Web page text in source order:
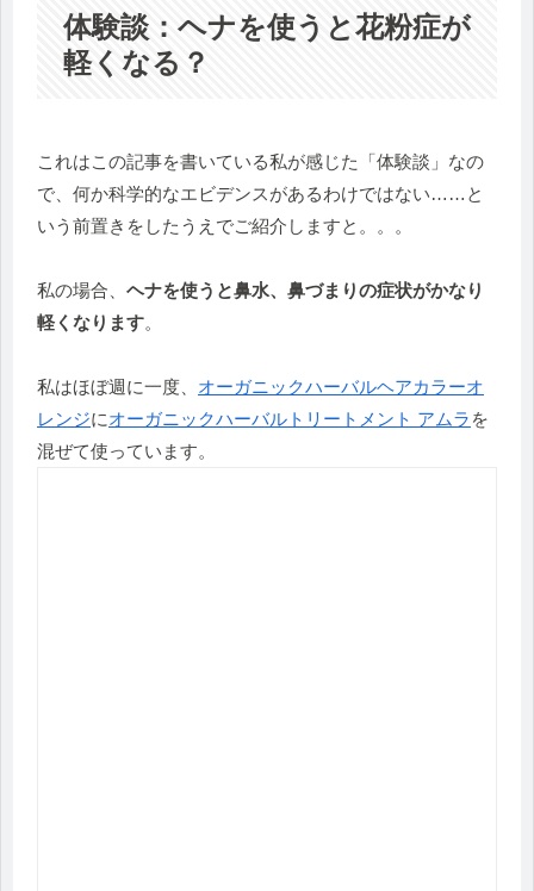
体験談：ヘナを使うと花粉症が
軽くなる？
これはこの記事を書いている私が感じた「体験談」なの
で、何か科学的なエビデンスがあるわけではない……と
いう前置きをしたうえでご紹介しますと。。。
私の場合、 ヘナを使うと鼻水、鼻づまりの症状がかなり
軽くなります。
私はほぼ週に一度、 オーガニックハーバルヘアカラーオ
レンジにオーガニックハーバルトリートメント アムラ を
混ぜて使っています。